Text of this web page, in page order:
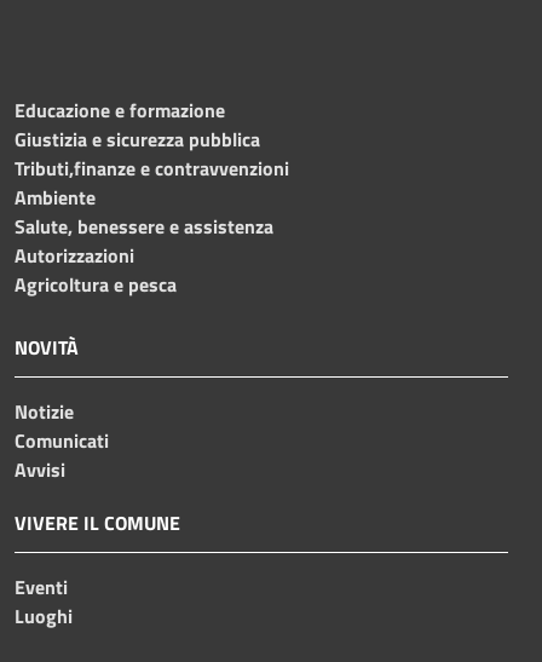
Educazione e formazione
Giustizia e sicurezza pubblica
Tributi,finanze e contravvenzioni
Ambiente
Salute, benessere e assistenza
Autorizzazioni
Agricoltura e pesca
NOVITÀ
Notizie
Comunicati
Avvisi
VIVERE IL COMUNE
Eventi
Luoghi